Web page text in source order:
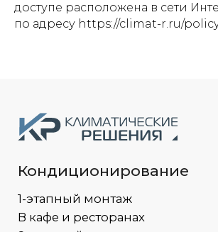
доступе расположена в сети
по адресу https://climat-r.ru/